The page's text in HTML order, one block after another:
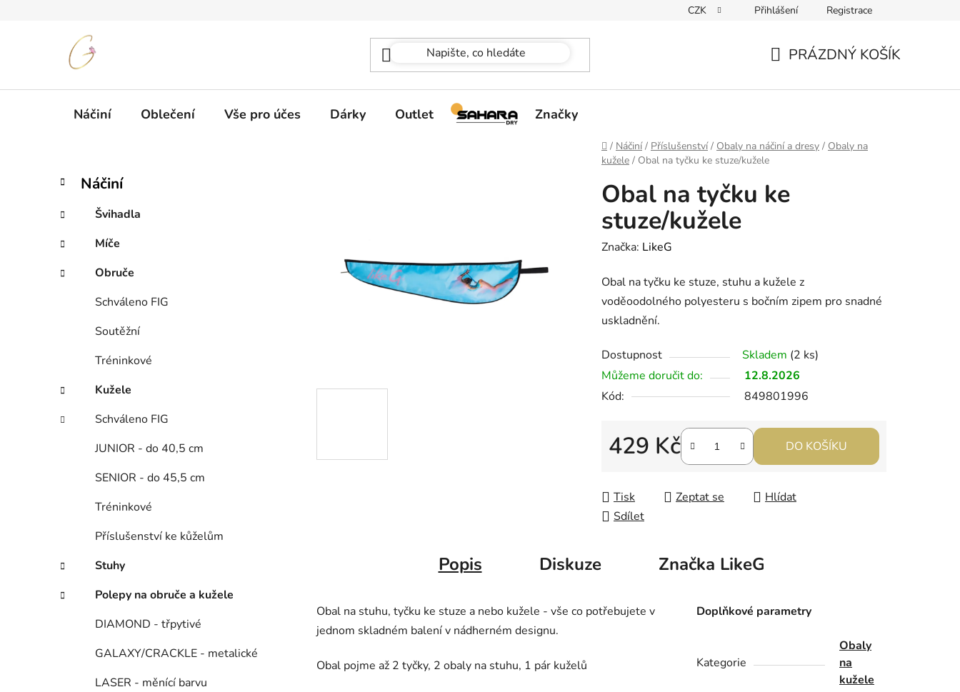
CZK Přihlášení Registrace
PRÁZDNÝ KOŠÍK
Náčiní Oblečení Vše pro účes Dárky Outlet Značky
Domů
/ Náčiní / Příslušenství / Obaly na náčiní a dresy / Obaly na
kužele / Obal na tyčku ke stuze/kužele
P
s
r
a
e
l
Přeskočit
kategorie
K
a
e
g
o
r
Náčiní
Švihadla
Míče
Obruče
Schváleno FIG
Soutěžní
Tréninkové
Kužele
Schváleno FIG
JUNIOR - do 40,5 cm
SENIOR - do 45,5 cm
Tréninkové
Příslušenství ke kůželům
Stuhy
Polepy na obruče a kužele
DIAMOND - třpytivé
GALAXY/CRACKLE - metalické
LASER - měnící barvu
Obal na tyčku ke
stuze/kužele
Značka: LikeG
Obal na tyčku ke stuze, stuhu a kužele z
voděoodolného polyesteru s bočním zipem pro snadné
uskladnění.
Dostupnost Skladem (2 ks)
Můžeme doručit do:
12.8.2026
Kód:
849801996
429 Kč DO KOŠÍKU
Tisk Zeptat se
Hlídat
Sdílet
Popis Diskuze Značka LikeG
Obal na stuhu, tyčku ke stuze a nebo kužele - vše co potřebujete v
jednom skladném balení v nádherném designu.
Obal pojme až 2 tyčky, 2 obaly na stuhu, 1 pár kuželů
Doplňkové parametry
Kategorie
Obaly
na
kužele